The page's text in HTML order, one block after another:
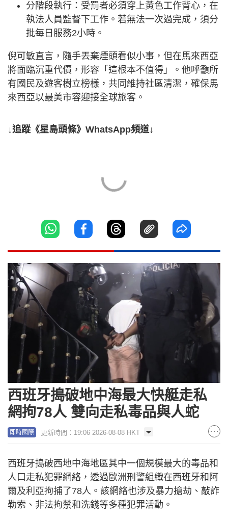
分階段執行：受罰者必須穿上黃色工作背心，在
執法人員監督下工作。若無法一次過完成，須分
批每日服務2小時。
倪可敏直言，隨手丟棄煙頭看似小事，但在馬來西亞
將面臨沉重代價，形容「這根本不值得」。他呼籲所
有國民及遊客樹立榜樣，共同維持社區清潔，確保馬
來西亞以最美市容迎接全球旅客。
↓追蹤《星島頭條》WhatsApp頻道↓
西班牙搗破地中海最大快艇走私
網拘78人 雙向走私毒品與人蛇
即時國際 更新時間：19:06 2026-08-08 HKT
西班牙搗破西地中海地區其中一個規模最大的毒品和
人口走私犯罪網絡，透過歐洲刑警組織在西班牙和阿
爾及利亞拘捕了78人。該網絡也涉及暴力搶劫、敲詐
勒索、非法拘禁和洗錢等多種犯罪活動。